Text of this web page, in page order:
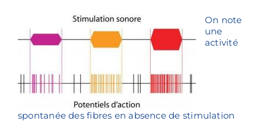
On note
une
activité
spontanée des fibres en absence de stimulation